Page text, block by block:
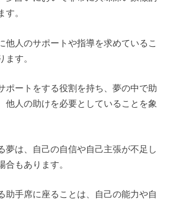
。
他人のサポートや指導を求めているこ
ます。
ポートをする役割を持ち、夢の中で助
他人の助けを必要としていることを象
夢は、自己の自信や自己主張が不足し
もあります。
助手席に座ることは、自己の能力や自